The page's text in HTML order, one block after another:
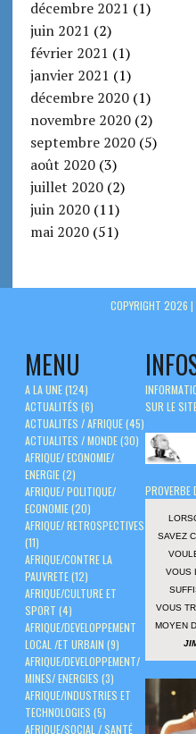
décembre 2021 (1)
juin 2021 (2)
février 2021 (1)
janvier 2021 (1)
décembre 2020(1)
novembre 2020(2)
septembre 2020(5)
août 2020(3)
juillet 2020(2)
juin 2020(11)
mai 2020(51)
COPYRIGHT 2026 |
MENU
A LA UNE(124)
ACTUALITÉS (6)
ACTUALITES / AFRIQUE(45)
ACTUALITES / MONDE(30)
AFRIQUE/ ECONOMIE/
ENERGIE(2)
AFRIQUE/ POLITIQUE/
ECONOMIE(20)
AFRIQUE/ RETROSPECTIVES
(11)
AFRIQUE/CONTRE LA
PAUVRETE(12)
AFRIQUE/CULTURE ET
SPORT (4)
AFRIQUE/DEVELOPPEMENT
LOCAL /ET URBAIN (9)
AFRIQUE/DEVELOPPEMENT/
MINES/ ENERGIES (3)
AFRIQUE/INDUSTRIES ET
TECHNOLOGIES (5)
AFRIQUE/SOCIAL / SANTÉ
SUR LE
PROVERBE
SAVEZ
VOUS
VOUS
MOYEN